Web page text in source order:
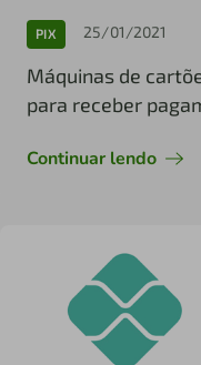
PIX 25/01/2021
Máquinas de
para receber
Continuar lendo